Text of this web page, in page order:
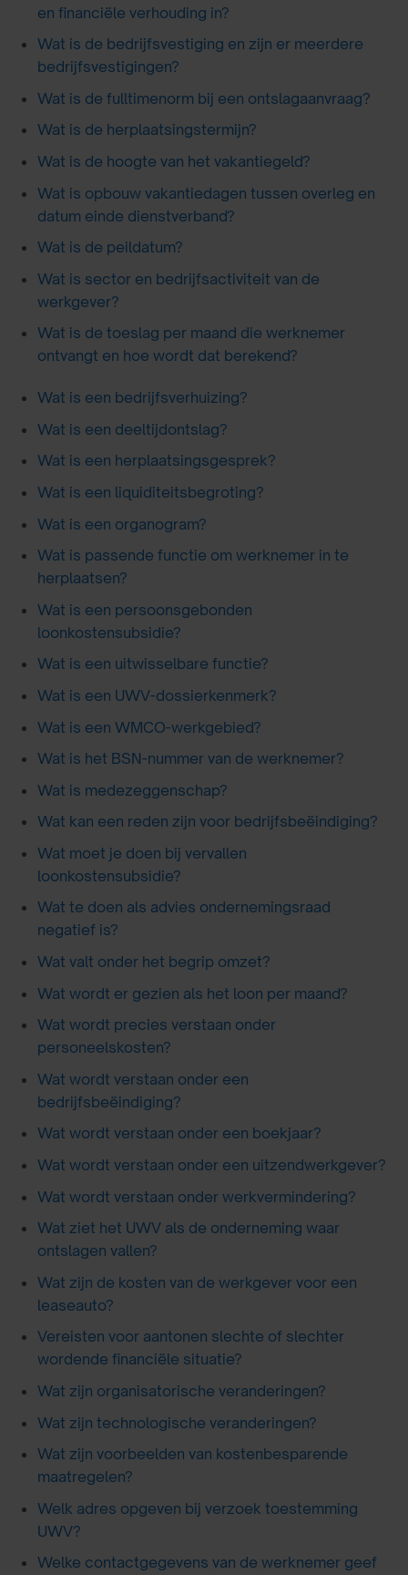
en financiële verhouding in?
Wat is de bedrijfsvestiging en zijn er meerdere
bedrijfsvestigingen?
Wat is de fulltimenorm bij een ontslagaanvraag?
Wat is de herplaatsingstermijn?
Wat is de hoogte van het vakantiegeld?
Wat is opbouw vakantiedagen tussen overleg en
datum einde dienstverband?
Wat is de peildatum?
Wat is sector en bedrijfsactiviteit van de
werkgever?
Wat is de toeslag per maand die werknemer
ontvangt en hoe wordt dat berekend?
Wat is een bedrijfsverhuizing?
Wat is een deeltijdontslag?
Wat is een herplaatsingsgesprek?
Wat is een liquiditeitsbegroting?
Wat is een organogram?
Wat is passende functie om werknemer in te
herplaatsen?
Wat is een persoonsgebonden
loonkostensubsidie?
Wat is een uitwisselbare functie?
Wat is een UWV-dossierkenmerk?
Wat is een WMCO-werkgebied?
Wat is het BSN-nummer van de werknemer?
Wat is medezeggenschap?
Wat kan een reden zijn voor bedrijfsbeëindiging?
Wat moet je doen bij vervallen
loonkostensubsidie?
Wat te doen als advies ondernemingsraad
negatief is?
Wat valt onder het begrip omzet?
Wat wordt er gezien als het loon per maand?
Wat wordt precies verstaan onder
personeelskosten?
Wat wordt verstaan onder een
bedrijfsbeëindiging?
Wat wordt verstaan onder een boekjaar?
Wat wordt verstaan onder een uitzendwerkgever?
Wat wordt verstaan onder werkvermindering?
Wat ziet het UWV als de onderneming waar
ontslagen vallen?
Wat zijn de kosten van de werkgever voor een
leaseauto?
Vereisten voor aantonen slechte of slechter
wordende financiële situatie?
Wat zijn organisatorische veranderingen?
Wat zijn technologische veranderingen?
Wat zijn voorbeelden van kostenbesparende
maatregelen?
Welk adres opgeven bij verzoek toestemming
UWV?
Welke contactgegevens van de werknemer geef